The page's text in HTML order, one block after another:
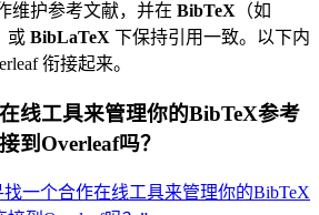
维护参考文献，并在 BibTeX （如
或 BibLaTeX 下保持引用一致。以下内
衔接起来。
线工具来管理你的BibTeX参考
到Overleaf吗？
找一个合作在线工具来管理你的BibTeX